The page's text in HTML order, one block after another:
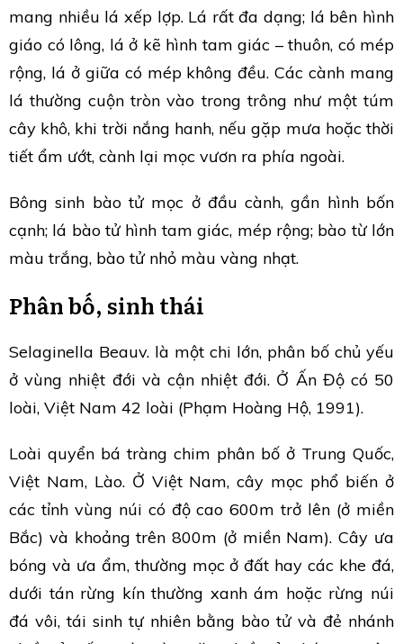
mang nhiều lá xếp lợp. Lá rất đa dạng; lá bên hình
giáo có lông, lá ở kẽ hình tam giác – thuôn, có mép
rộng, lá ở giữa có mép không đều. Các cành mang
lá thường cuộn tròn vào trong trông như một túm
cây khô, khi trời nắng hanh, nếu gặp mưa hoặc thời
tiết ẩm ướt, cành lại mọc vươn ra phía ngoài.
Bông sinh bào tử mọc ở đầu cành, gần hình bốn
cạnh; lá bào tử hình tam giác, mép rộng; bào từ lớn
màu trắng, bào tử nhỏ màu vàng nhạt.
Phân bố, sinh thái
Selaginella Beauv. là một chi lớn, phân bố chủ yếu
ở vùng nhiệt đới và cận nhiệt đới. Ở Ấn Độ có 50
loài, Việt Nam 42 loài (Phạm Hoàng Hộ, 1991).
Loài quyển bá tràng chim phân bố ở Trung Quốc,
Việt Nam, Lào. Ở Việt Nam, cây mọc phổ biến ở
các tỉnh vùng núi có độ cao 600m trở lên (ở miền
Bắc) và khoảng trên 800m (ở miền Nam). Cây ưa
bóng và ưa ẩm, thường mọc ở đất hay các khe đá,
dưới tán rừng kín thường xanh ám hoặc rừng núi
đá vôi, tái sinh tự nhiên bằng bào tử và đẻ nhánh